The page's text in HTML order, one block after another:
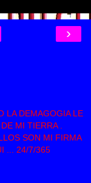
›
LA DEMAGOGIA LE
MI TIERRA .
SON MI FIRMA
... 24/7/365